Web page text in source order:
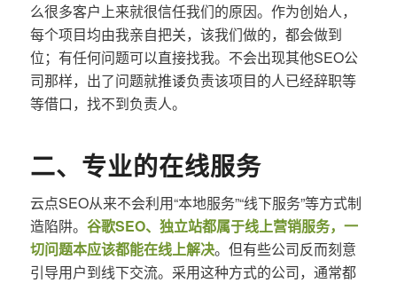
么很多客户上来就很信任我们的原因。作为创始人，
每个项目均由我亲自把关，该我们做的，都会做到
位；有任何问题可以直接找我。不会出现其他SEO公
司那样，出了问题就推诿负责该项目的人已经辞职等
等借口，找不到负责人。
二、专业的在线服务
云点SEO从来不会利用“本地服务”“线下服务”等方式制
造陷阱。 谷歌SEO、独立站都属于线上营销服务，一
切问题本应该都能在线上解决。但有些公司反而刻意
引导用户到线下交流。采用这种方式的公司，通常都